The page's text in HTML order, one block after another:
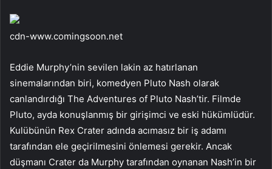
cdn-www.comingsoon.net
Eddie Murphy’nin sevilen lakin az hatırlanan
sinemalarından biri, komedyen Pluto Nash olarak
canlandırdığı The Adventures of Pluto Nash’tir. Filmde
Pluto, ayda konuşlanmış bir girişimci ve eski hükümlüdür.
Kulübünün Rex Crater adında acımasız bir iş adamı
tarafından ele geçirilmesini önlemesi gerekir. Ancak
düşmanı Crater da Murphy tarafından oynanan Nash’in bir